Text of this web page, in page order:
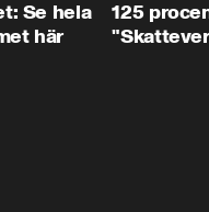
Se hela
här
125